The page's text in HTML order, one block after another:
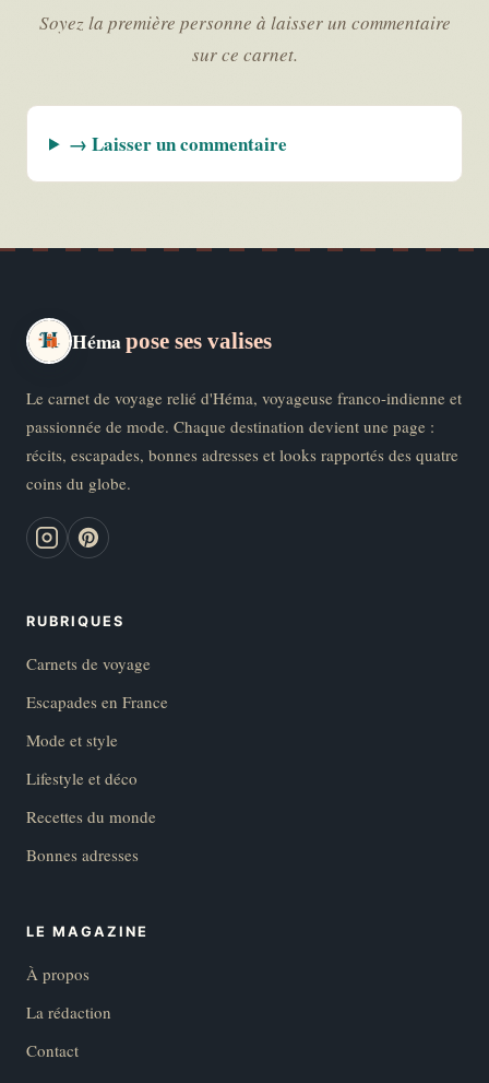
Soyez la première personne à laisser un commentaire
sur ce carnet.
→ Laisser un commentaire
Hémapose ses valises
Le carnet de voyage relié d'Héma, voyageuse franco-indienne et
passionnée de mode. Chaque destination devient une page :
récits, escapades, bonnes adresses et looks rapportés des quatre
coins du globe.
RUBRIQUES
Carnets de voyage
Escapades en France
Mode et style
Lifestyle et déco
Recettes du monde
Bonnes adresses
LE MAGAZINE
À propos
La rédaction
Contact